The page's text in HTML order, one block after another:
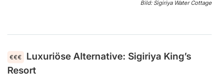
leckeres Frühstück inklusive